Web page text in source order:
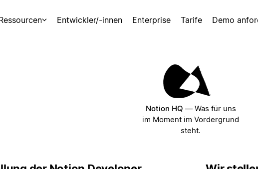
Entwickler/-innen Enterprise Tarife Demo
Notion HQ — Was für uns
im Moment im Vordergrund
steht.